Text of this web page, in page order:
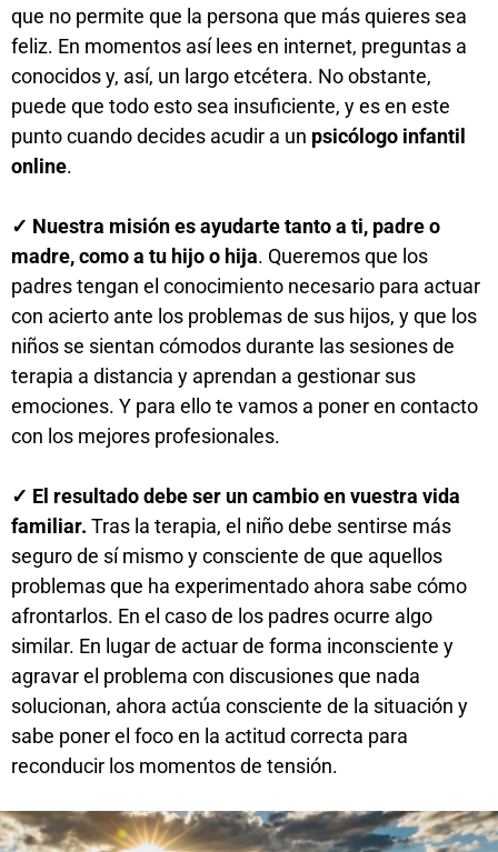
que no permite que la persona que más quieres sea
feliz. En momentos así lees en internet, preguntas a
conocidos y, así, un largo etcétera. No obstante,
puede que todo esto sea insuficiente, y es en este
punto cuando decides acudir a un psicólogo infantil
online.
✓ Nuestra misión es ayudarte tanto a ti, padre o
madre, como a tu hijo o hija. Queremos que los
padres tengan el conocimiento necesario para actuar
con acierto ante los problemas de sus hijos, y que los
niños se sientan cómodos durante las sesiones de
terapia a distancia y aprendan a gestionar sus
emociones. Y para ello te vamos a poner en contacto
con los mejores profesionales.
✓ El resultado debe ser un cambio en vuestra vida
familiar. Tras la terapia, el niño debe sentirse más
seguro de sí mismo y consciente de que aquellos
problemas que ha experimentado ahora sabe cómo
afrontarlos. En el caso de los padres ocurre algo
similar. En lugar de actuar de forma inconsciente y
agravar el problema con discusiones que nada
solucionan, ahora actúa consciente de la situación y
sabe poner el foco en la actitud correcta para
reconducir los momentos de tensión.